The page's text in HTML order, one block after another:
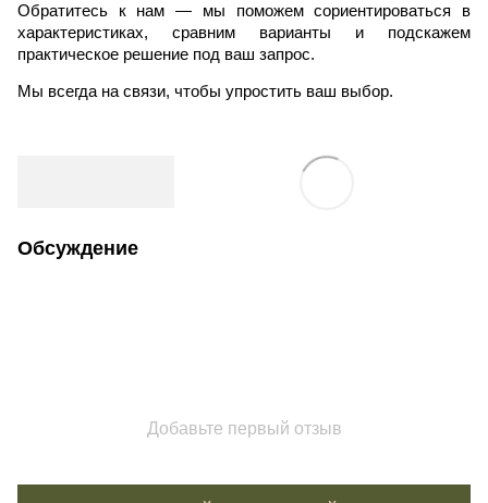
Обратитесь к нам — мы поможем сориентироваться в
характеристиках, сравним варианты и подскажем
практическое решение под ваш запрос.
Мы всегда на связи, чтобы упростить ваш выбор.
Обсуждение
Добавьте первый отзыв